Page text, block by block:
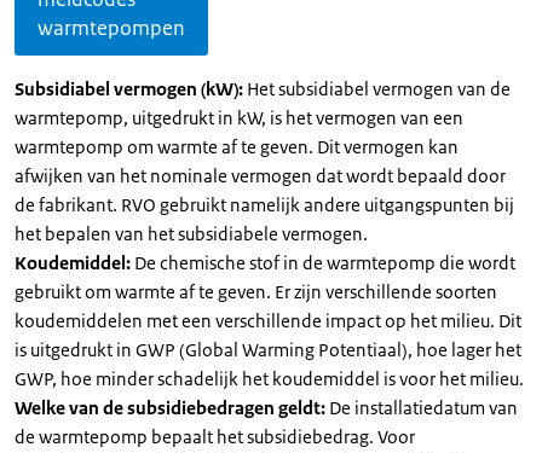
warmtepompen
Subsidiabel vermogen (kW): Het subsidiabel vermogen van de
warmtepomp, uitgedrukt in kW, is het vermogen van een
warmtepomp om warmte af te geven. Dit vermogen kan
afwijken van het nominale vermogen dat wordt bepaald door
de fabrikant. RVO gebruikt namelijk andere uitgangspunten bij
het bepalen van het subsidiabele vermogen.
Koudemiddel: De chemische stof in de warmtepomp die wordt
gebruikt om warmte af te geven. Er zijn verschillende soorten
koudemiddelen met een verschillende impact op het milieu. Dit
is uitgedrukt in GWP (Global Warming Potentiaal), hoe lager het
GWP, hoe minder schadelijk het koudemiddel is voor het milieu.
Welke van de subsidiebedragen geldt: De installatiedatum van
de warmtepomp bepaalt het subsidiebedrag. Voor